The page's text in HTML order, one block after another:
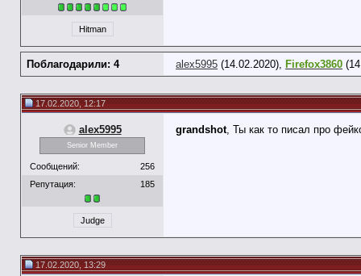
Hitman
Поблагодарили: 4 alex5995 (14.02.2020), Firefox3860
17.02.2020, 12:17
alex5995
Senior Member
Сообщений:
256
Репутация:
185
Judge
grandshot, Ты как то писал про
17.02.2020, 13:29